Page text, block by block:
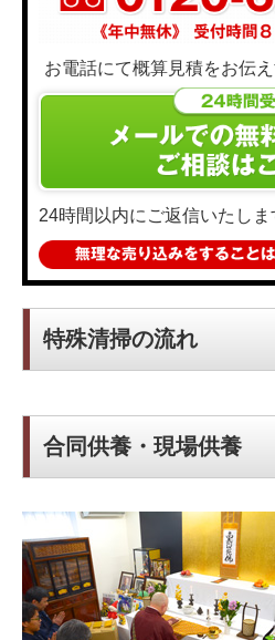
お電話にて概算見積をお伝
24時間以内にご返信いたしま
特殊清掃の流れ
合同供養・現場供養